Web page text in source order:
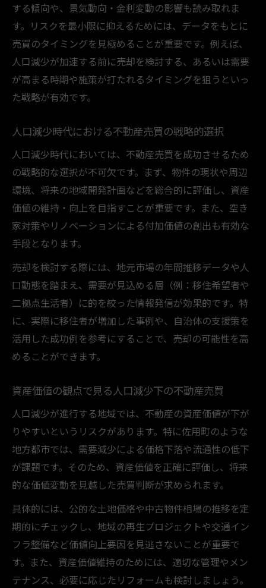
する傾向や、景気動向・金利変動の影響も読み取れま
す。リスクを最小限に抑えるためには、データをもとに
売買のタイミングを見極めることが重要です。例えば、
人口減少が加速する前に売却を検討する、あるいは需要
が高まる時期や施策が打たれるタイミングを狙うといっ
た戦略が有効です。
人口減少時代における不動産売買の戦略的選択
人口減少時代においては、不動産売買を成功させるため
の戦略的な選択が不可欠です。まず、物件の現状や周辺
環境、将来の地域開発計画などを総合的に評価し、資産
価値の維持・向上を目指すことが重要です。また、空き
家対策やリノベーションによる付加価値の創出も有効な
手段となります。
売却を検討する際には、地元市場の年間推移データや人
口動態を踏まえ、需要が見込める層（例：移住希望者や
二拠点生活者）に的を絞った情報発信が効果的です。特
に、実際に移住者が増加した事例や、自治体の支援策を
活用した成功例を参考にすることで、売却の可能性を高
めることができます。
資産価値の観点で見る人口減少下の不動産売買
人口減少が進行する地域では、不動産の資産価値が下が
りやすいというリスクがあります。特に佐用町のような
地方都市では、需要減少による価格下落や流通性の低下
が課題です。そのため、資産価値を正確に評価し、将来
的な価値変動を見越した売買判断が求められます。
具体的には、公的な土地価格や中古物件相場の推移を定
期的にチェックし、地域の再生プロジェクトや交通イン
フラ整備など価値向上要因を見逃さないことが重要で
す。また、資産価値維持のためには、適切な管理やメン
テナンス、必要に応じたリフォームも検討しましょう。